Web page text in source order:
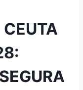
CEUTA